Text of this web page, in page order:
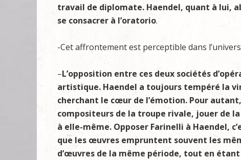
travail de diplomate. Haendel, quant à lui,
se consacrer à l’oratorio.
-Cet affrontement est perceptible dans
–L’opposition entre ces deux sociétés
artistique. Haendel a toujours tempéré la
cherchant le cœur de l’émotion. Pour
compositeurs de la troupe rivale, jouer de
à elle-même. Opposer Farinelli à Haendel,
que les œuvres empruntent souvent les
d’œuvres de la même période, tout en